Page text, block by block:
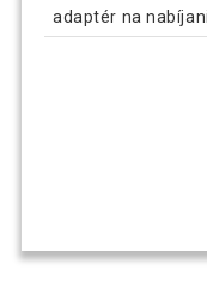
adaptér na